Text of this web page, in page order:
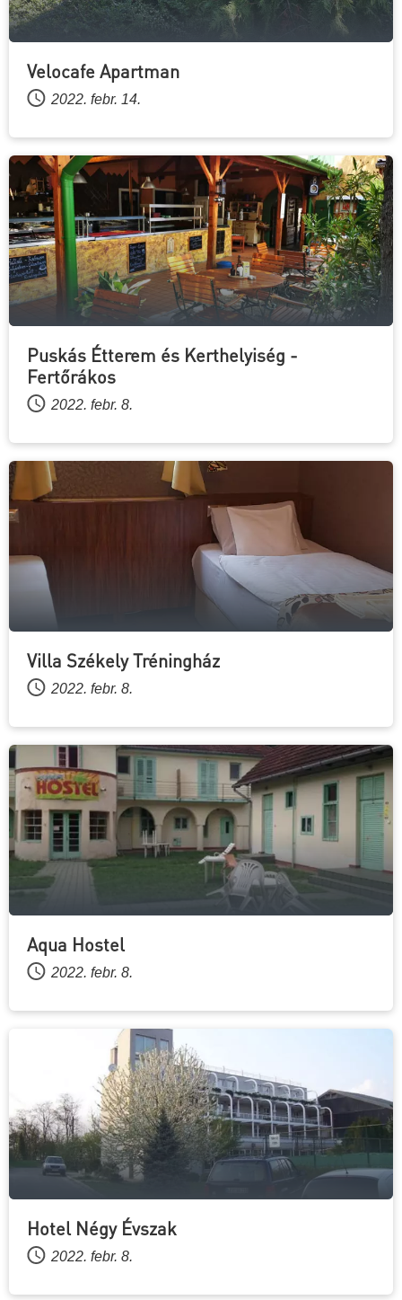
Velocafe Apartman
2022. febr. 14.
Puskás Étterem és Kerthelyiség -
Fertőrákos
2022. febr. 8.
Villa Székely Tréningház
2022. febr. 8.
Aqua Hostel
2022. febr. 8.
Hotel Négy Évszak
2022. febr. 8.